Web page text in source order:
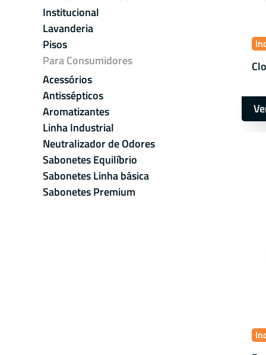
Institucional
Lavanderia
Pisos
Para Consumidores
Acessórios
Antissépticos
Aromatizantes
Linha Industrial
Neutralizador de Odores
Sabonetes Equilíbrio
Sabonetes Linha básica
Sabonetes Premium